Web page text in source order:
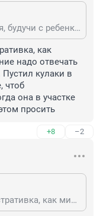
В который раз отец нарывается, будучи с ребенком. Это не его дело - что-то там прекращать (ну не уголовка же там совершается). Его дело - сообщить, если уж так свербит. А вообще, если это их самокат? Если самокат может перевозить 2 пассажиров (по данным производителя), к примеру? Если они не пьяны, а просто веселы?..
как
надо отвечать
кулаки в
чтоб
она в участке
просить
+8 –2
Alkaline, тем не менее административка, как минимум, им светит. На замечание надо отвечать словами, не хочешь - промолчи. Пустил кулаки в ход, будь добр, отвечай. Главное, чтоб пострадавший не простил их, когда она в участке будут с поникшими глазами об этом просить